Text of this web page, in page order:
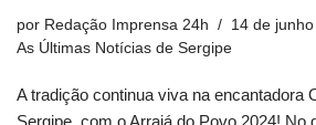
por Redação Imprensa 24h
14 de
As Últimas Notícias de Sergipe
A tradição continua viva na encantadora
Sergipe, com o Arraiá do Povo 2024! No